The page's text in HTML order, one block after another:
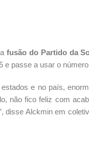
fusão do Partido da
e passe a usar o
e no país,
não fico feliz com
disse Alckmin em